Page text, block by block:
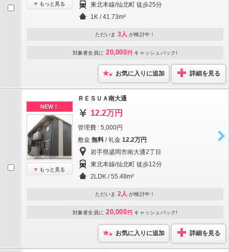
もっと見る
東北本線/仙北町 徒歩25分
1K / 41.73m²
ただいま 3人 が検討中！
対象者全員に 20,000 円 キャッシュバック!
お気に入りに追加 詳細を見る
NEW！
もっと見る
ＲＥＳＵＡ南大通
12.2万円
管理費 : 5,000円
敷金 無料 / 礼金 12.2万円
岩手県盛岡市南大通2丁目
東北本線/仙北町 徒歩12分
2LDK / 55.48m²
ただいま 2人 が検討中！
対象者全員に 20,000 円 キャッシュバック!
お気に入りに追加 詳細を見る